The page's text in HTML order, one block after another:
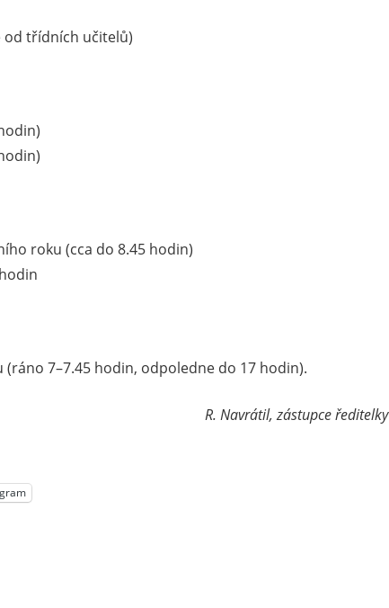
od třídních učitelů)
roku (cca do 8.45 hodin)
7–7.45 hodin, odpoledne do 17 hodin).
R. Navrátil, zástupce ředitelky